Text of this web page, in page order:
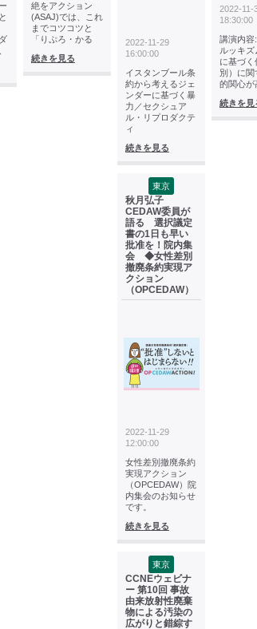
絶をアクション
(ASAJ)では、これ
までコツコツと
「りぷろ・かる
続きを見る
2022-11-29
16:00:00
イスタンブール条
約から考えるジェ
ンダーに基づく暴
力／セクシュア
ル・リプロダクテ
ィ
続きを見る
東京
秋月弘子
CEDAW委員が
語る 選択議定
書の1日も早い
批准を！院内集
会 ◆女性差別
撤廃条約実現ア
クション
（OPCEDAW）
2022-11-29
12:00:00
女性差別撤廃条約
実現アクション
（OPCEDAW）院
内集会のお知らせ
です。
続きを見る
東京
CCNEウェビナ
ー 第10回 事故
由来放射性廃棄
物による汚染の
広がりと錯綜す
2022-11-
18:30:00
講演内容:
ルッキズ
に基づく
別）に関
的関心が
続きを見